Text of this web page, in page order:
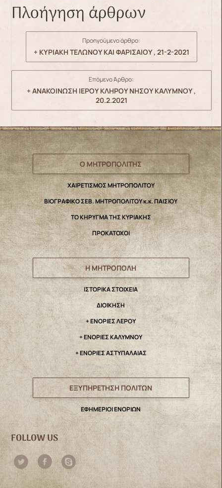
Πλοήγηση άρθρων
Προηγούμενο άρθρο:
+ ΚΥΡΙΑΚΗ ΤΕΛΩΝΟΥ ΚΑΙ ΦΑΡΙΣΑΙΟΥ , 21-2-2021
Επόμενο Άρθρο:
+ ΑΝΑΚΟΙΝΩΣΗ ΙΕΡΟΥ ΚΛΗΡΟΥ ΝΗΣΟΥ ΚΑΛΥΜΝΟΥ ,
20.2.2021
Ο ΜΗΤΡΟΠΟΛΙΤΗΣ
ΧΑΙΡΕΤΙΣΜΟΣ ΜΗΤΡΟΠΟΛΙΤΟΥ
ΒΙΟΓΡΑΦΙΚΟ ΣΕΒ. ΜΗΤΡΟΠΟΛΙΤΟΥ κ.κ. ΠΑΙΣΙΟΥ
ΤΟ ΚΗΡΥΓΜΑ ΤΗΣ ΚΥΡΙΑΚΗΣ
ΠΡΟΚΑΤΟΧΟΙ
Η ΜΗΤΡΟΠΟΛΗ
IΣΤΟΡΙΚΑ ΣΤΟΙΧΕΙΑ
ΔΙΟΙΚΗΣΗ
+ ΕΝΟΡΙΕΣ ΛΕΡΟΥ
+ ΕΝΟΡΙΕΣ ΚΑΛΥΜΝΟΥ
+ ΕΝΟΡΙΕΣ ΑΣΤΥΠΑΛΑΙΑΣ
ΕΞΥΠΗΡΕΤΗΣΗ ΠΟΛΙΤΩΝ
ΕΦΗΜΕΡΙΟΙ ΕΝΟΡΙΩΝ
FOLLOW US